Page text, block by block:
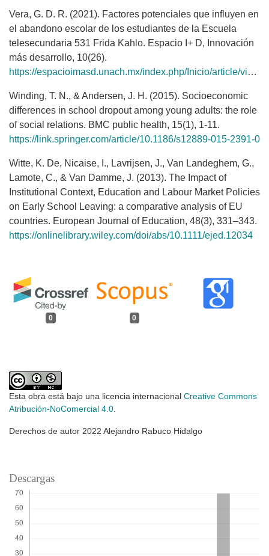
0 0
Vera, G. D. R. (2021). Factores potenciales que influyen en
el abandono escolar de los estudiantes de la Escuela
telesecundaria 531 Frida Kahlo. Espacio I+ D, Innovación
más desarrollo, 10(26).
https://espacioimasd.unach.mx/index.php/Inicio/article/view/257
Winding, T. N., & Andersen, J. H. (2015). Socioeconomic
differences in school dropout among young adults: the role
of social relations. BMC public health, 15(1), 1-11.
https://link.springer.com/article/10.1186/s12889-015-2391-0
Witte, K. De, Nicaise, I., Lavrijsen, J., Van Landeghem, G.,
Lamote, C., & Van Damme, J. (2013). The Impact of
Institutional Context, Education and Labour Market Policies
on Early School Leaving: a comparative analysis of EU
countries. European Journal of Education, 48(3), 331–343.
https://onlinelibrary.wiley.com/doi/abs/10.1111/ejed.12034
Esta obra está bajo una licencia internacional Creative Commons
Atribución-NoComercial 4.0
Derechos de autor 2022 Alejandro Rabuco Hidalgo
Descargas